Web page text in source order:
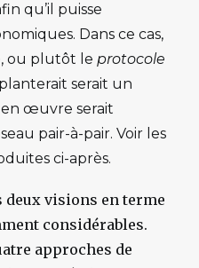
qu’il puisse
Dans ce cas,
ou plutôt le protocole
serait un
en œuvre serait
pair-à-pair. Voir les
ci-après.
visions en terme
considérables.
approches de